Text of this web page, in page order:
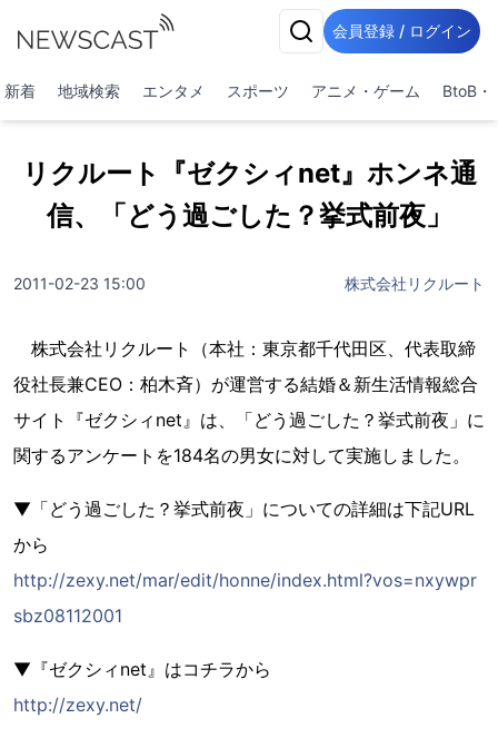
会員登録 / ログイン
新着 地域検索 エンタメ スポーツ アニメ・ゲーム BtoB・
リクルート『ゼクシィnet』ホンネ通
信、「どう過ごした？挙式前夜」
2011-02-23 15:00 株式会社リクルート
株式会社リクルート（本社：東京都千代田区、代表取締
役社長兼CEO：柏木斉）が運営する結婚＆新生活情報総合
サイト『ゼクシィnet』は、「どう過ごした？挙式前夜」に
関するアンケートを184名の男女に対して実施しました。
▼「どう過ごした？挙式前夜」についての詳細は下記URL
から
http://zexy.net/mar/edit/honne/index.html?vos=nxywpr
sbz08112001
▼『ゼクシィnet』はコチラから
http://zexy.net/